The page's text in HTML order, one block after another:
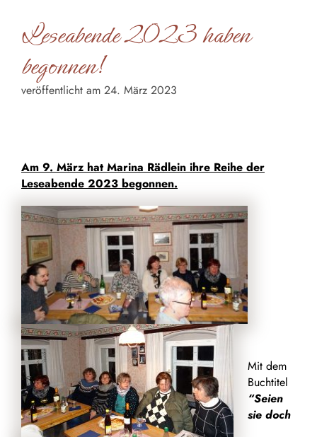
Leseabende 2023 haben
begonnen!
veröffentlicht am 24. März 2023
Am 9. März hat Marina Rädlein ihre Reihe der
Leseabende 2023 begonnen.
Mit dem
Buchtitel
“Seien
sie doch